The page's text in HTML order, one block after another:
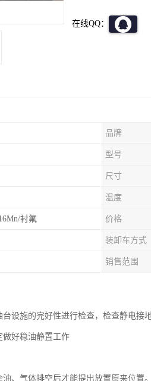
在线QQ：
品牌
型号
尺寸
温度
衬氟 价格
装卸车方式
销售范围
设施的完好性进行检查，检查静电接
做好稳油静置工作
、气体排空后才能提出放置原来位置。